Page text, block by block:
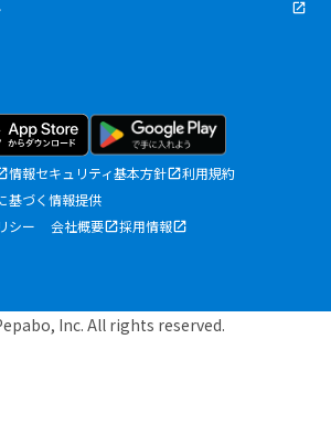
情報セキュリティ基本方針
利用規約
基づく情報提供
シー
会社概要 採用情報
Inc. All rights reserved.